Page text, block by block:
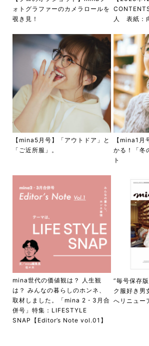
ォトグラファーのカメラロールを
覗き見！
人 表紙：
【mina5月号】「アウトドア」と
「ご近所服」。
【mina1月
かる！「冬
ト
mina世代の価値観は？ 人生観
は？ みんなの暮らしのホンネ、
取材しました。「mina 2・3月合
併号」特集：LIFESTYLE
SNAP【Editor’s Note vol.01】
”毎号保存
ク服好き男
へリニュー